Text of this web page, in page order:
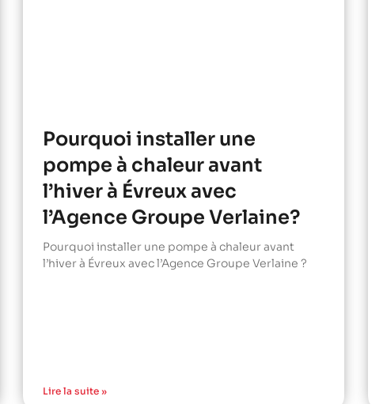
Pourquoi installer une
pompe à chaleur avant
l’hiver à Évreux avec
l’Agence Groupe Verlaine?
Pourquoi installer une pompe à chaleur avant
l’hiver à Évreux avec l’Agence Groupe Verlaine ?
Lire la suite »